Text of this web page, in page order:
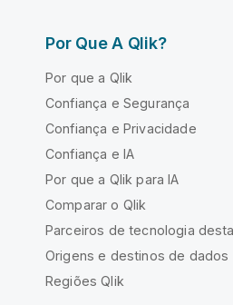
Por Que A Qlik?
Por que a Qlik
Confiança e Segurança
Confiança e Privacidade
Confiança e IA
Por que a Qlik para IA
Comparar o Qlik
Parceiros de tecnologia
Origens e destinos de dados
Regiões Qlik